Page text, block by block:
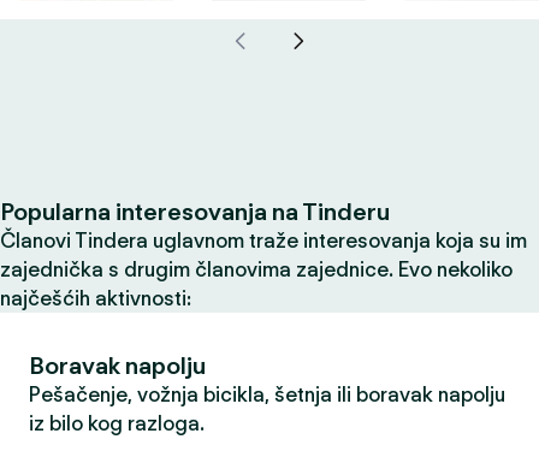
Popularna interesovanja na Tinderu
Članovi Tindera uglavnom traže interesovanja koja su im
zajednička s drugim članovima zajednice. Evo nekoliko
najčešćih aktivnosti:
Boravak napolju
Pešačenje, vožnja bicikla, šetnja ili boravak napolju
iz bilo kog razloga.